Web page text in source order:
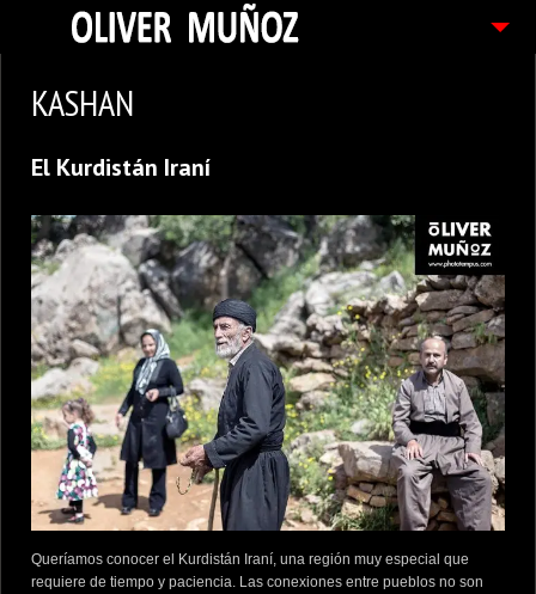
FOTOGRAFIAS
CONTACTO
KASHAN
El Kurdistán Iraní
Queríamos conocer el Kurdistán Iraní, una región muy especial que
requiere de tiempo y paciencia. Las conexiones entre pueblos no son